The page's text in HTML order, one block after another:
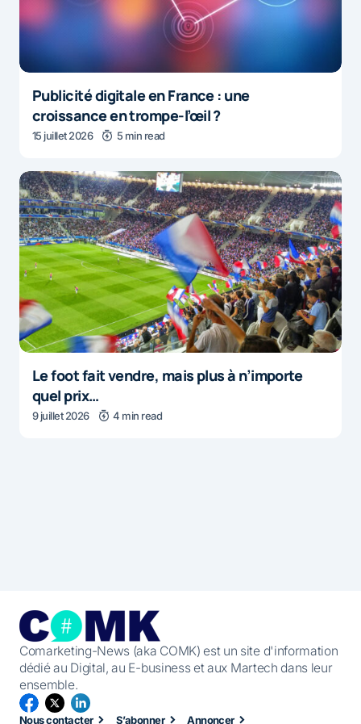
Publicité digitale en France : une
croissance en trompe-l’œil ?
15 juillet 2026 5 min read
Le foot fait vendre, mais plus à n’importe
quel prix…
9 juillet 2026 4 min read
Comarketing-News (aka COMK) est un site d'information
dédié au Digital, au E-business et aux Martech dans leur
ensemble.
Nous contacter S’abonner Annoncer